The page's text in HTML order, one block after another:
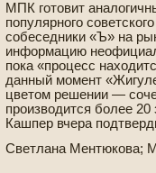
МПК готовит
популярного
собеседники «Ъ» на
информацию
пока «процесс
данный момент
цве­том решении —
производится более
Кашпер вчера
Све­тлана Ментюкова;